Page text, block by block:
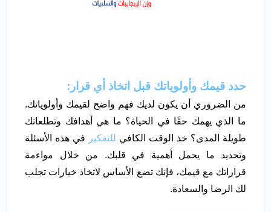
حدد قيمك وأولوياتك قبل اتخاذ أي قرار:
من الضروري أن يكون لديك فهم واضح لقيمك وأولوياتك.
ما الذي يهمك حقًا في الحياة؟ ما هي أهدافك وتطلعاتك
طويلة المدى؟ خذ الوقت الكافي للتفكير
في هذه الأسئلة
وتحديد ما يحمل أهمية في قلبك. من خلال مواءمة
قراراتك مع قيمك، فإنك تضع الأساس لاتخاذ خيارات تجلب
لك الرضا والسعادة.